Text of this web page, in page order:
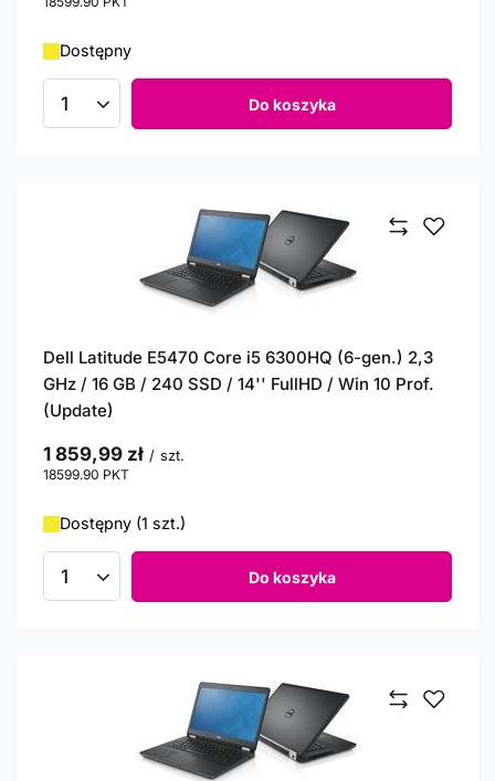
Dostępny
Ilość produktów Do koszyka
Dell Latitude E5470 Core i5 6300HQ (6-gen.) 2,3
GHz / 16 GB / 240 SSD / 14'' FullHD / Win 10 Prof.
(Update)
1 859,99 zł / szt.
18599.90 PKT
Dostępny (1 szt.)
Ilość produktów Do koszyka